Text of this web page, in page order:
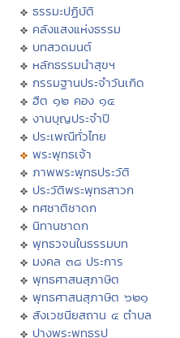
ธรรมะปฏิบัติ
คลังแสงแห่งธรรม
บทสวดมนต์
หลักธรรมนำสุขฯ
กรรมฐานประจำวันเกิด
ฮีต ๑๒ คอง ๑๔
งานบุญประจำปี
ประเพณีทั่วไทย
พระพุทธเจ้า
ภาพพระพุทธประวัติ
ประวัติพระพุทธสาวก
ทศชาติชาดก
นิทานชาดก
พุทธวจนในธรรมบท
มงคล ๓๘ ประการ
พุทธศาสนสุภาษิต
พุทธศาสนสุภาษิต ๖๒๑
สังเวชนียสถาน ๔ ตำบล
ปางพระพุทธรูป